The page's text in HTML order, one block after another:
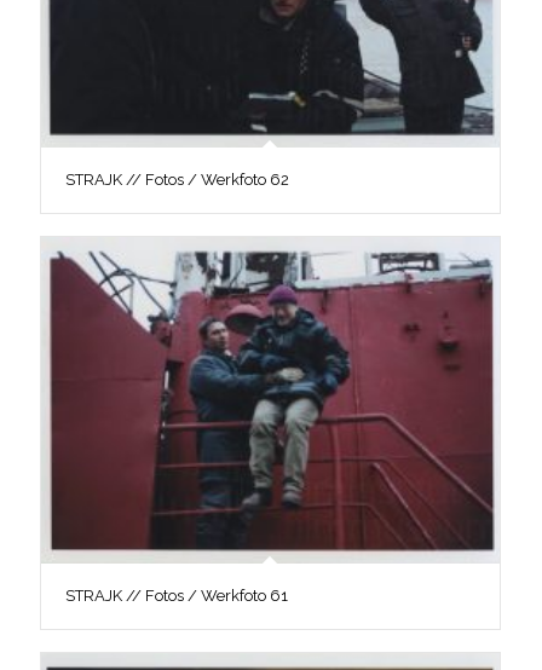
STRAJK // Fotos / Werkfoto 62
STRAJK // Fotos / Werkfoto 61